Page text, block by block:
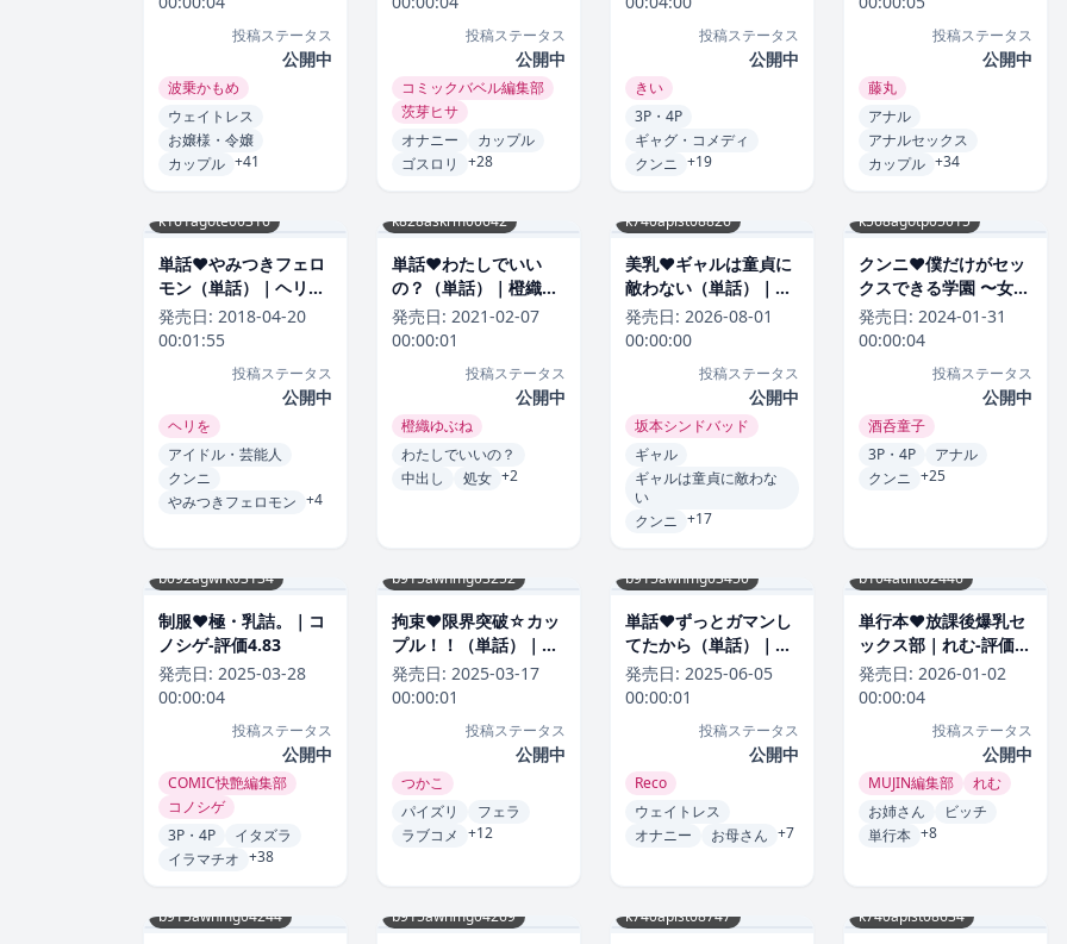
投稿ステータス
公開中
波乗かもめ
ウェイトレス
お嬢様・令嬢
カップル +41
投稿ステータス
公開中
コミックバベル編集部
茨芽ヒサ
オナニー
カップル
ゴスロリ
+28
投稿ステータス
公開中
きい
3P・4P
ギャグ・コメディ
クンニ +19
投稿ステータス
公開中
藤丸
アナル
アナルセックス
カップル +34
k161agote00316
単話❤やみつきフェロ
モン（単話）｜ヘリを-
評価4.83
発売日: 2018-04-20
00:01:55
投稿ステータス
公開中
ヘリを
アイドル・芸能人
クンニ
やみつきフェロモン +4
k828askrm00642
単話❤わたしでいい
の？（単話）｜橙織ゆ
ぶね-評価4.83
発売日: 2021-02-07
00:00:01
投稿ステータス
公開中
橙織ゆぶね
わたしでいいの？
中出し
処女 +2
k740aplst08826
美乳❤ギャルは童貞に
敵わない（単話）｜坂
本シンドバッド-評価
4.83
発売日: 2026-08-01
00:00:00
投稿ステータス
公開中
坂本シンドバッド
ギャル
ギャルは童貞に敵わな
い
クンニ +17
k568agotp05015
クンニ❤僕だけがセッ
クスできる学園 〜女教
師も、女生徒も、その
母親も〜｜酒呑童子-評
発売日: 2024-01-31
00:00:04
投稿ステータス
公開中
酒呑童子
3P・4P
アナル
クンニ +25
b092agwrk03134
制服❤極・乳詰。｜コ
ノシゲ-評価4.83
発売日: 2025-03-28
00:00:04
投稿ステータス
公開中
COMIC快艶編集部
コノシゲ
3P・4P
イタズラ
イラマチオ +38
b915awnmg03252
拘束❤限界突破☆カッ
プル！！（単話）｜つ
かこ-評価4.83
発売日: 2025-03-17
00:00:01
投稿ステータス
公開中
つかこ
パイズリ
フェラ
ラブコメ +12
b915awnmg03450
単話❤ずっとガマンし
てたから（単話）｜
Reco-評価4.83
発売日: 2025-06-05
00:00:01
投稿ステータス
公開中
Reco
ウェイトレス
オナニー
お母さん +7
b104atint02446
単行本❤放課後爆乳セ
ックス部｜れむ-評価
4.83
発売日: 2026-01-02
00:00:04
投稿ステータス
公開中
MUJIN編集部
れむ
お姉さん
ビッチ
単行本 +8
b915awnmg04244 b915awnmg04269 k740aplst08747 k740aplst08634